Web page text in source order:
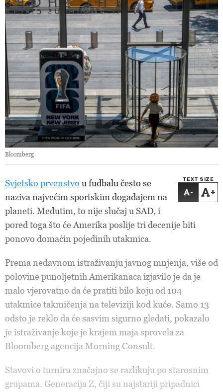
Bloomberg
TEXT SIZE
- +
Svjetsko prvenstvo u fudbalu često se
naziva najvećim sportskim događajem na
planeti. Međutim, to nije slučaj u SAD, i
pored toga što će Amerika poslije tri decenije biti
ponovo domaćin pojedinih utakmica.
Prema nedavnom istraživanju javnog mnjenja, više od
polovine punoljetnih Amerikanaca izjavilo je da je
malo vjerovatno da će pratiti bilo koju od 104
utakmice takmičenja na televiziji kod kuće. Samo 13
odsto je reklo da će sasvim sigurno gledati, pokazalo
je istraživanje koje je krajem maja sprovela za
Bloomberg agencija Morning Consult.
Stavovi o turniru značajno se razlikuju po starosnim
grupama. Generacija Z, čiji su najstariji pripadnici